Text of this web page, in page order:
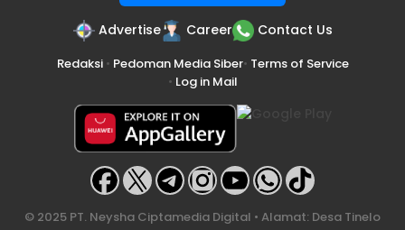
Advertise Career Contact Us
Redaksi• Pedoman Media Siber• Terms of Service
• Log in Mail
© 2025 PT. Neysha Ciptamedia Digital • Alamat: Desa Tinelo